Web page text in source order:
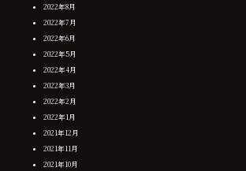
2022年8月
2022年7月
2022年6月
2022年5月
2022年4月
2022年3月
2022年2月
2022年1月
2021年12月
2021年11月
2021年10月